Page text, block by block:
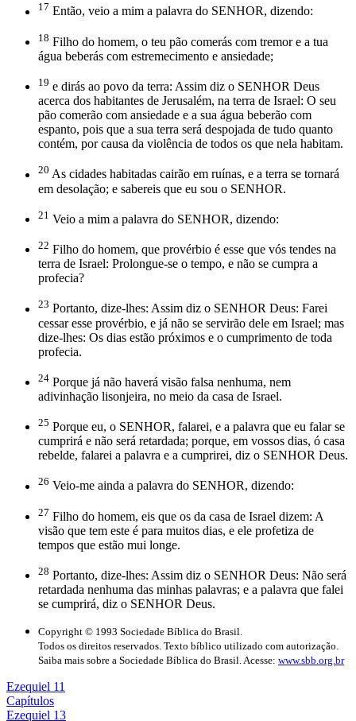
17 Então, veio a mim a palavra do SENHOR, dizendo:
18 Filho do homem, o teu pão comerás com tremor e a tua
água beberás com estremecimento e ansiedade;
19 e dirás ao povo da terra: Assim diz o SENHOR Deus
acerca dos habitantes de Jerusalém, na terra de Israel: O seu
pão comerão com ansiedade e a sua água beberão com
espanto, pois que a sua terra será despojada de tudo quanto
contém, por causa da violência de todos os que nela habitam.
20 As cidades habitadas cairão em ruínas, e a terra se tornará
em desolação; e sabereis que eu sou o SENHOR.
21 Veio a mim a palavra do SENHOR, dizendo:
22 Filho do homem, que provérbio é esse que vós tendes na
terra de Israel: Prolongue-se o tempo, e não se cumpra a
profecia?
23 Portanto, dize-lhes: Assim diz o SENHOR Deus: Farei
cessar esse provérbio, e já não se servirão dele em Israel; mas
dize-lhes: Os dias estão próximos e o cumprimento de toda
profecia.
24 Porque já não haverá visão falsa nenhuma, nem
adivinhação lisonjeira, no meio da casa de Israel.
25 Porque eu, o SENHOR, falarei, e a palavra que eu falar se
cumprirá e não será retardada; porque, em vossos dias, ó casa
rebelde, falarei a palavra e a cumprirei, diz o SENHOR Deus.
26 Veio-me ainda a palavra do SENHOR, dizendo:
27 Filho do homem, eis que os da casa de Israel dizem: A
visão que tem este é para muitos dias, e ele profetiza de
tempos que estão mui longe.
28 Portanto, dize-lhes: Assim diz o SENHOR Deus: Não será
retardada nenhuma das minhas palavras; e a palavra que falei
se cumprirá, diz o SENHOR Deus.
Copyright © 1993 Sociedade Bíblica do Brasil.
Todos os direitos reservados. Texto bíblico utilizado com autorização.
Saiba mais sobre a Sociedade Bíblica do Brasil. Acesse: www.sbb.org.br
Ezequiel 11
Capítulos
Ezequiel 13